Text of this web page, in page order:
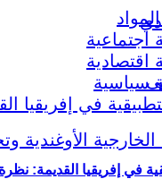
اجتماعية
اقتصادية
سياسية
في إفريقيا القديمة: